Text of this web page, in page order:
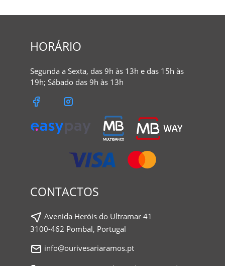
HORÁRIO
Segunda a Sexta, das 9h às 13h e das 15h às
19h; Sábado das 9h às 13h
CONTACTOS
Avenida Heróis do Ultramar 41
3100-462 Pombal, Portugal
info@ourivesariaramos.pt